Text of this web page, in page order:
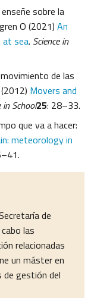
sobre la
O (2021) An
at sea. Science in
de las
Movers and
in School25: 28–33.
que va a hacer:
meteorology in
de
las
relacionadas
un máster en
de gestión del